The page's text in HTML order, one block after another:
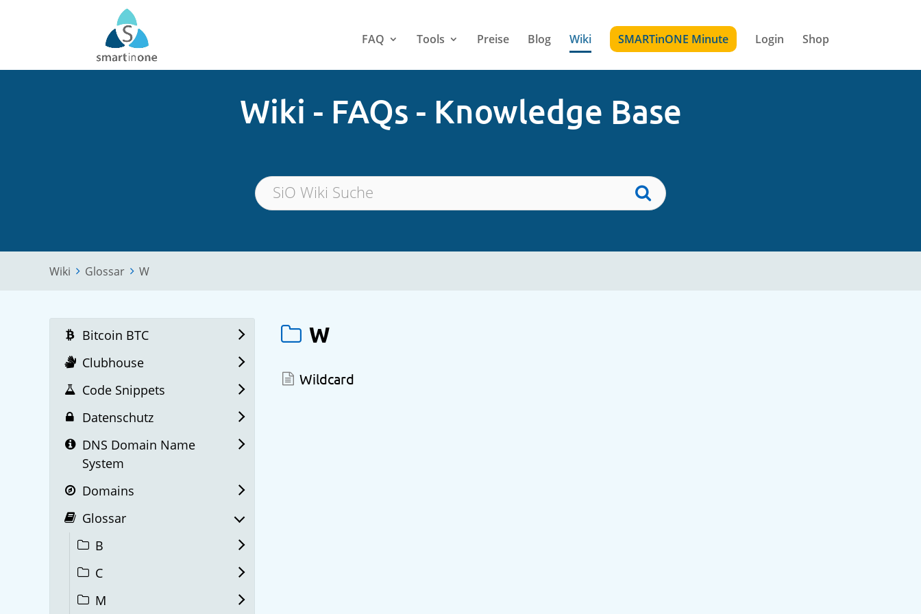
FAQ Tools Preise Blog Wiki SMARTinONE Minute Login Shop
Wiki - FAQs - Knowledge Base
Wiki Glossar W
W
Wildcard
Bitcoin BTC
Clubhouse
Code Snippets
Datenschutz
DNS Domain Name
System
Domains
Glossar
B
C
M